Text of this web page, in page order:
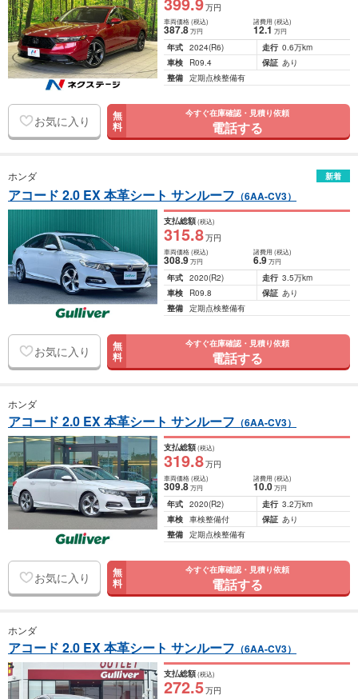
万円
車両価格(税込)
387.8万円
諸費用 (税込)
12.1 万円
年式 2024(R6) 走行 0.6万km
車検
R09.4 保証 あり
整備 定期点検整備有
お気に入り 無
料
今すぐ在庫確認・見積り依頼
電話する
ホンダ 新着
アコード 2.0 EX 本革シート サンルーフ （6AA-CV3）
支払総額(税込)
315.8万円
車両価格(税込)
308.9万円
諸費用 (税込)
6.9 万円
年式 2020(R2) 走行 3.5万km
車検
R09.8 保証 あり
整備 定期点検整備有
お気に入り 無
料
今すぐ在庫確認・見積り依頼
電話する
ホンダ
アコード 2.0 EX 本革シート サンルーフ （6AA-CV3）
支払総額(税込)
319.8万円
車両価格(税込)
309.8万円
諸費用 (税込)
10.0 万円
年式 2020(R2) 走行 3.2万km
車検 車検整備付 保証 あり
整備 定期点検整備有
お気に入り 無
料
今すぐ在庫確認・見積り依頼
電話する
ホンダ
アコード 2.0 EX 本革シート サンルーフ （6AA-CV3）
支払総額(税込)
272.5万円